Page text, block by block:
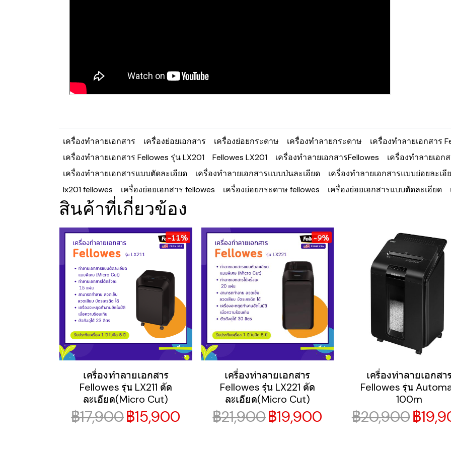
เครื่องทำลายเอกสาร เครื่องย่อยเอกสาร เครื่องย่อยกระดาษ เครื่องทำลายกระดาษ
เครื่องทำลายเอกสาร
เครื่องทำลายเอกสาร Fellowes รุ่น LX201
Fellowes LX201 เครื่องทำลายเอกสารFellowes
เครื่องทำลายเอก
เครื่องทำลายเอกสารแบบตัดละเอียด
เครื่องทำลายเอกสารแบบป่นละเอียด
เครื่องทำลายเอกสารแบบย่อยละเอี
lx201 fellowes
เครื่องย่อยเอกสาร fellowes เครื่องย่อยกระดาษ fellowes เครื่องย่อยเอกสารแบบตัดละเอียด
สินค้าที่เกี่ยวข้อง
-11%
เครื่องทำลายเอกสาร
Fellowes รุ่น LX211 ตัด
ละเอียด(Micro Cut)
฿17,900฿15,900
-9%
เครื่องทำลายเอกสาร
Fellowes รุ่น LX221 ตัด
ละเอียด(Micro Cut)
฿21,900฿19,900
เครื่องทำลายเอกสา
Fellowes รุ่น
100m
฿20,900฿